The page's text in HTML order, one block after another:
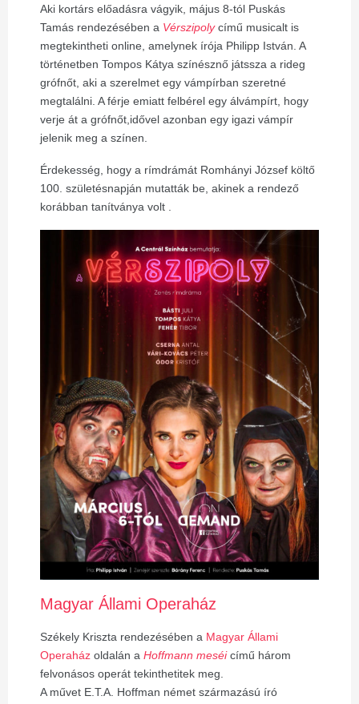
Aki kortárs előadásra vágyik, május 8-tól Puskás
Tamás rendezésében a Vérszipolycímű musicalt is
megtekintheti online, amelynek írója Philipp István. A
történetben Tompos Kátya színésznő játssza a rideg
grófnőt, aki a szerelmet egy vámpírban szeretné
megtalálni. A férje emiatt felbérel egy álvámpírt, hogy
verje át a grófnőt,idővel azonban egy igazi vámpír
jelenik meg a színen.
Érdekesség, hogy a rímdrámát Romhányi József költő
100. születésnapján mutatták be, akinek a rendező
korábban tanítványa volt .
Magyar Állami Operaház
Székely Kriszta rendezésében a Magyar Állami
Operaház oldalán a Hoffmann meséicímű három
felvonásos operát tekinthetitek meg.
A művet E.T.A. Hoffman német származású író